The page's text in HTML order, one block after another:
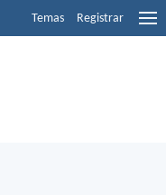
Temas Registrar